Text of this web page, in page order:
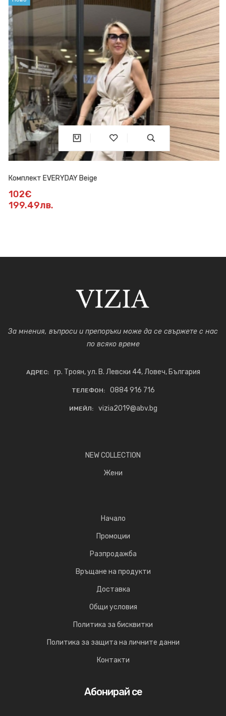
Комплект EVERYDAY Beige
102€
199.49лв.
За мнения, въпроси и препоръки може да се свържете с нас
по всяко време
АДРЕС: гр. Троян, ул. В. Левски 44, Ловеч, България
ТЕЛЕФОН: 0884 916 716
ИМЕЙЛ: vizia2019@abv.bg
NEW COLLECTION
Жени
Начало
Промоции
Разпродажба
Връщане на продукти
Доставка
Общи условия
Политика за бисквитки
Политика за защита на личните данни
Контакти
Абонирай се